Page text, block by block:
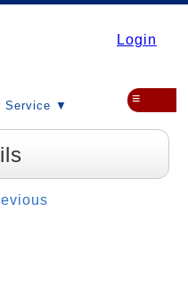
Login
Service ▼ ≡